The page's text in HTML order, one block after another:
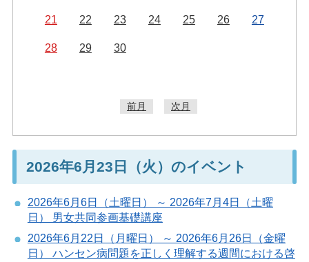
21 22 23 24 25 26 27
28 29 30
前月 次月
2026年6月23日（火）のイベント
2026年6月6日（土曜日） ～ 2026年7月4日（土曜
日） 男女共同参画基礎講座
2026年6月22日（月曜日） ～ 2026年6月26日（金曜
日） ハンセン病問題を正しく理解する週間における啓